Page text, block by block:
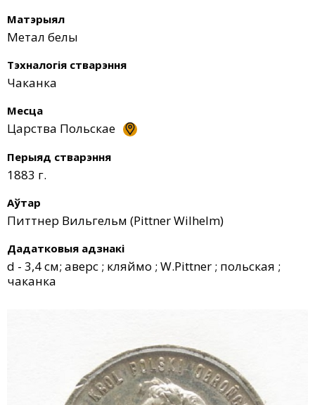
Матэрыял
Метал белы
Тэхналогія стварэння
Чаканка
Месца
Царства Польскае
Перыяд стварэння
1883 г.
Аўтар
Питтнер Вильгельм (Pittner Wilhelm)
Дадатковыя адзнакі
d - 3,4 см; аверс ; кляймо ; W.Pittner ; польская ;
чаканка